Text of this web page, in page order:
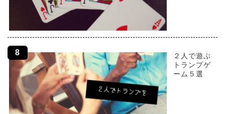
２人で遊ぶ
トランプゲ
ーム５選